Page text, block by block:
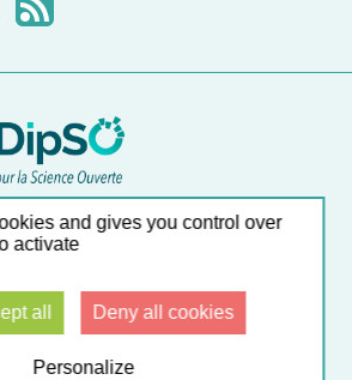
RSS
à nos outils en ligne
légalesCGU Données personnelles
conformeGestion des cookies
Contact
and gives you control over
activate
all Deny all cookies
Personalize